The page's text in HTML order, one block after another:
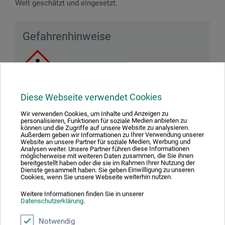
Diese Webseite verwendet Cookies
Wir verwenden Cookies, um Inhalte und Anzeigen zu
personalisieren, Funktionen für soziale Medien anbieten zu
können und die Zugriffe auf unsere Website zu analysieren.
Außerdem geben wir Informationen zu Ihrer Verwendung unserer
Website an unsere Partner für soziale Medien, Werbung und
Analysen weiter. Unsere Partner führen diese Informationen
möglicherweise mit weiteren Daten zusammen, die Sie ihnen
bereitgestellt haben oder die sie im Rahmen Ihrer Nutzung der
Dienste gesammelt haben. Sie geben Einwilligung zu unseren
Cookies, wenn Sie unsere Webseite weiterhin nutzen.
Weitere Informationen finden Sie in unserer
Datenschutzerklärung.
Notwendig
Welt geschätzt und eingesetzt.
Gefahrenhinweise
Achtung! Verursacht schwere Augenreizung. Enthält
Reaktionsmasse aus 5-Chlor-2-Methyl-2H-iosthiazol-
3-on und 2-Methyl-2H-isothiazol-3-on (3:1). Kann
allergische Reaktionen hervorrufen.
Produktbewertungen (0)
Schreiben Sie die erste Bewertung zu diesem Produkt